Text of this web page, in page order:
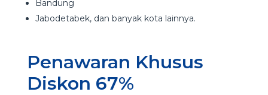
Bandung
Jabodetabek, dan banyak kota lainnya.
Penawaran Khusus
Diskon 67%